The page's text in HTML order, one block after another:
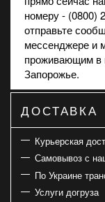
номеру - (0800)
отправьте
мессенджере и
проживающим в
Запорожье.
ДОСТАВКА
Курьерская
Самовывоз с
По Украине
Услуги догруза